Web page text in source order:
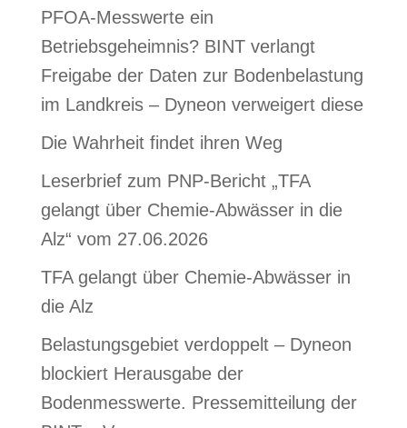
PFOA-Messwerte ein
Betriebsgeheimnis? BINT verlangt
Freigabe der Daten zur Bodenbelastung
im Landkreis – Dyneon verweigert diese
Die Wahrheit findet ihren Weg
Leserbrief zum PNP-Bericht „TFA
gelangt über Chemie-Abwässer in die
Alz“ vom 27.06.2026
TFA gelangt über Chemie-Abwässer in
die Alz
Belastungsgebiet verdoppelt – Dyneon
blockiert Herausgabe der
Bodenmesswerte. Pressemitteilung der